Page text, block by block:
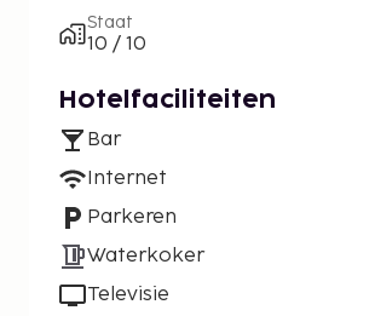
Staat
10 / 10
Hotelfaciliteiten
Bar
Internet
Parkeren
Waterkoker
Televisie